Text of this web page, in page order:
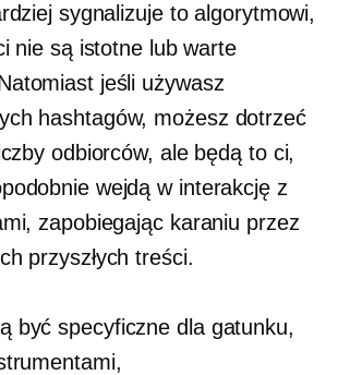
sygnalizuje to algorytmowi,
nie są istotne lub warte
jeśli używasz
hashtagów, możesz dotrzeć
odbiorców, ale będą to ci,
wejdą w interakcję z
zapobiegając karaniu przez
przyszłych treści.
byćspecyficzne dla gatunku,